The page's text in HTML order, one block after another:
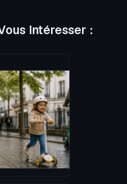
Intéresser :